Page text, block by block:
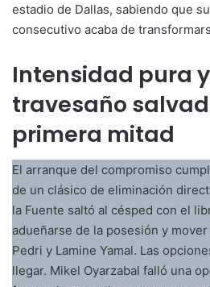
estadio de Dallas, sabiendo que
consecutivo acaba de
Intensidad pura
travesaño
primera mitad
El arranque del compromiso
de un clásico de eliminación
la Fuente saltó al césped con el
adueñarse de la posesión y
Pedri y Lamine Yamal. Las
llegar. Mikel Oyarzabal falló una